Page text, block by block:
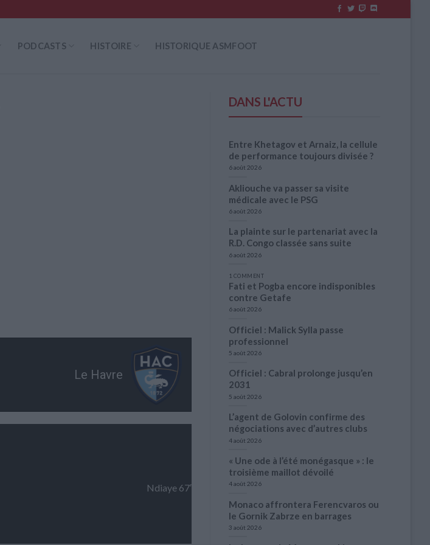
PODCASTS HISTOIRE HISTORIQUE ASMFOOT
Le Havre
Ndiaye 67′
DANS L'ACTU
Entre Khetagov et Arnaiz, la cellule
de performance toujours divisée ?
6 août 2026
Akliouche va passer sa visite
médicale avec le PSG
6 août 2026
La plainte sur le partenariat avec la
R.D. Congo classée sans suite
6 août 2026
1 COMMENT
Fati et Pogba encore indisponibles
contre Getafe
6 août 2026
Officiel : Malick Sylla passe
professionnel
5 août 2026
Officiel : Cabral prolonge jusqu’en
2031
5 août 2026
L’agent de Golovin confirme des
négociations avec d’autres clubs
4 août 2026
« Une ode à l’été monégasque » : le
troisième maillot dévoilé
4 août 2026
Monaco affrontera Ferencvaros ou
le Gornik Zabrze en barrages
3 août 2026